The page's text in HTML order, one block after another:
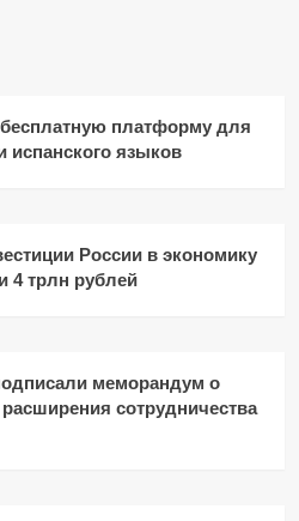
платформу для
испанского языков
России в экономику
4 трлн рублей
меморандум о
сотрудничества